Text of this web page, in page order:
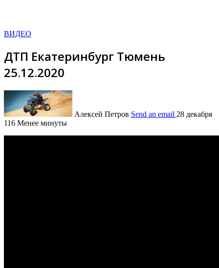
ВИДЕО
ДТП Екатеринбург Тюмень
25.12.2020
Алексей Петров Send an email 28 декабря
116 Менее минуты